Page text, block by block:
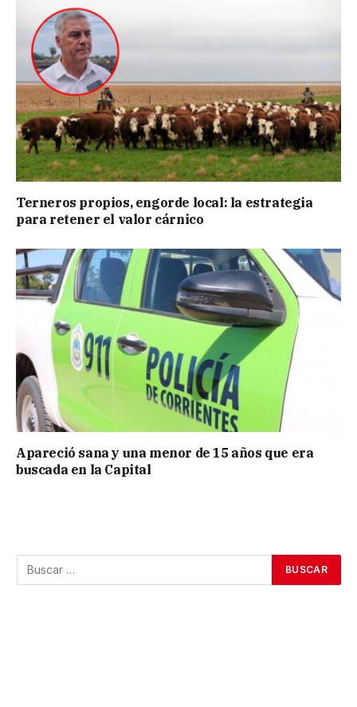
Terneros propios, engorde local: la estrategia
para retener el valor cárnico
Apareció sana y una menor de 15 años que era
buscada en la Capital